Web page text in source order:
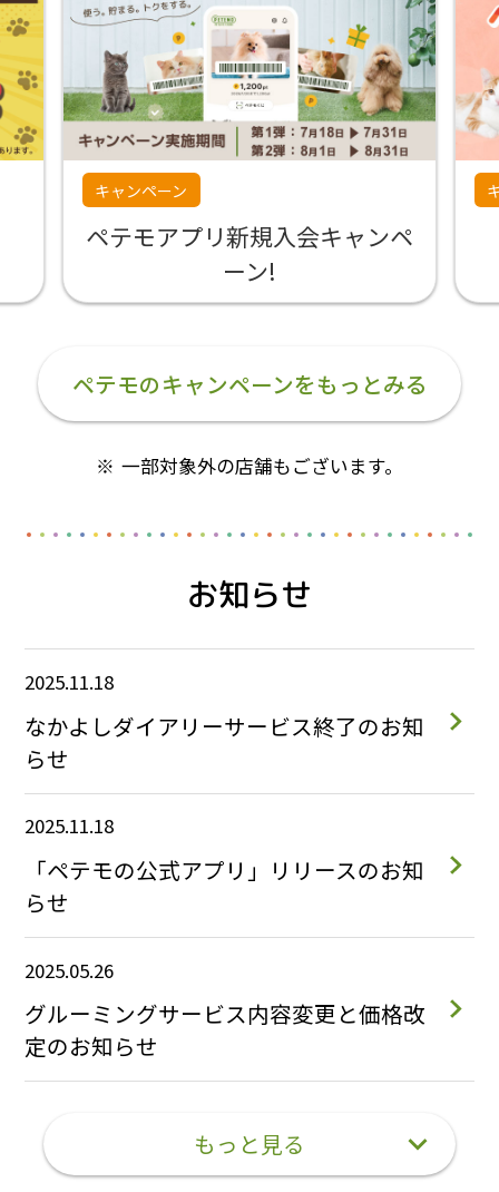
キャンペーン
ペテモアプリ新規入会キャンペ
ーン!
ペテモのキャンペーンをもっとみる
一部対象外の店舗もございます。
お知らせ
2025.11.18
なかよしダイアリーサービス終了のお知
らせ
2025.11.18
「ペテモの公式アプリ」リリースのお知
らせ
2025.05.26
グルーミングサービス内容変更と価格改
定のお知らせ
もっと見る